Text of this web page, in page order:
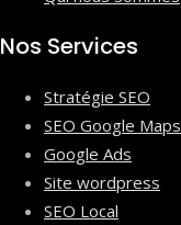
Nos Services
Stratégie SEO
SEO Google Maps
Google Ads
Site wordpress
SEO Local